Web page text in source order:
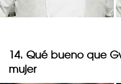
14. Qué bueno que
mujer